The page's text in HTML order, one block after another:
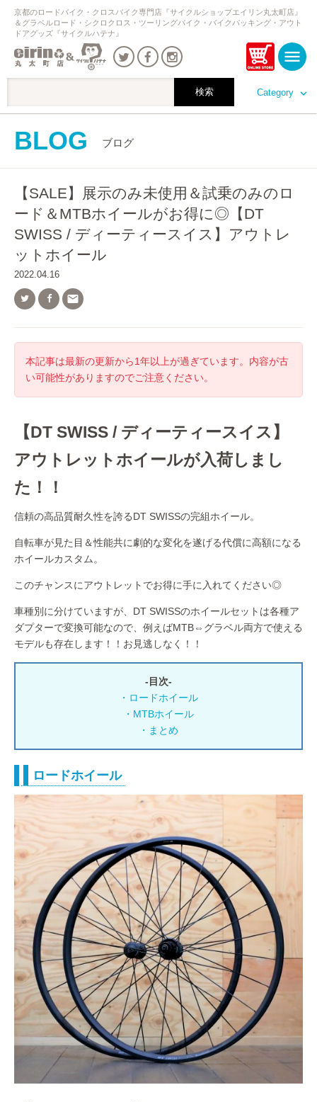
Category
京都のロードバイク・クロスバイク専門店『サイクルショップエイリン丸太町店』
＆グラベルロード・シクロクロス・ツーリングバイク・バイクパッキング・アウト
ドアグッズ『サイクルハテナ』
BLOG ブログ
【SALE】展示のみ未使用＆試乗のみのロ
ード＆MTBホイールがお得に◎【DT
SWISS / ディーティースイス】アウトレ
ットホイール
2022.04.16

本記事は最新の更新から1年以上が過ぎています。内容が古
い可能性がありますのでご注意ください。
【DT SWISS / ディーティースイス】
アウトレットホイールが入荷しまし
た！！
信頼の高品質耐久性を誇るDT SWISSの完組ホイール。
自転車が見た目＆性能共に劇的な変化を遂げる代償に高額になる
ホイールカスタム。
このチャンスにアウトレットでお得に手に入れてください◎
車種別に分けていますが、DT SWISSのホイールセットは各種ア
ダプターで変換可能なので、例えばMTB⇔グラベル両方で使える
モデルも存在します！！お見逃しなく！！
-目次-
・ロードホイール
・MTBホイール
・まとめ
ロードホイール